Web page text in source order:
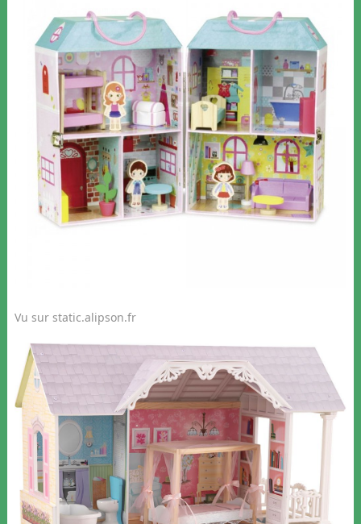
Vu sur static.alipson.fr